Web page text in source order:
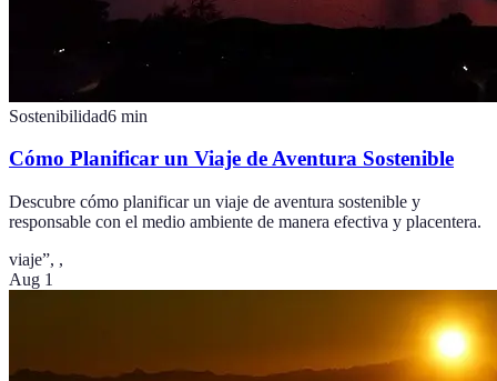
Sostenibilidad6 min
Cómo Planificar un Viaje de Aventura Sostenible
Descubre cómo planificar un viaje de aventura sostenible y
responsable con el medio ambiente de manera efectiva y placentera.
viaje”, ,
Aug 1